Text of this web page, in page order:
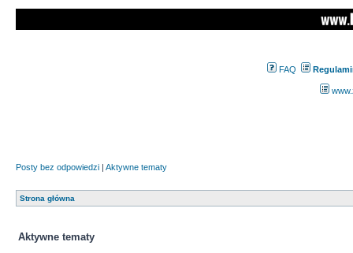
FAQ
Posty bez odpowiedzi | Aktywne tematy
Strona główna
Aktywne tematy